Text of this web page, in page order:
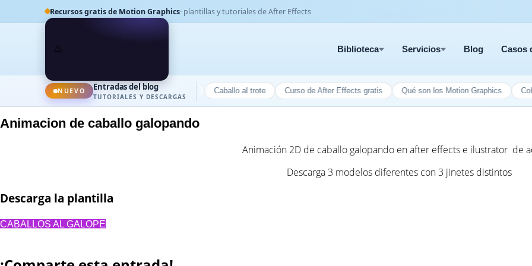
Recursos gratis de Motion Graphics· plantillas y tutoriales de After Effects
Biblioteca Servicios Blog Casos
NUEVO Entradas del blog
TUTORIALES Y DESCARGAS
Elefante ciclo de caminado Caballo al paso Caballo al trote Curso de After Effects gratis Qué son los Motion Graphics Cohete
Animacion de caballo galopando
Animación 2D de caballo galopando en after effects e ilustrator de
Descarga 3 modelos diferentes con 3 jinetes distintos
Descarga la plantilla
CABALLOS AL GALOPE